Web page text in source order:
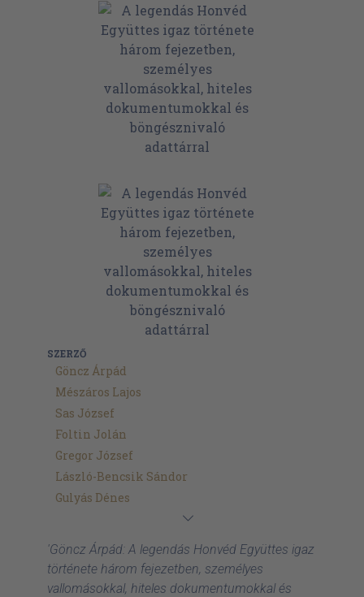
SZERZŐ
Göncz Árpád
Mészáros Lajos
Sas József
Foltin Jolán
Gregor József
László-Bencsik Sándor
Gulyás Dénes
'Göncz Árpád: A legendás Honvéd Együttes igaz
története három fejezetben, személyes
vallomásokkal, hiteles dokumentumokkal és